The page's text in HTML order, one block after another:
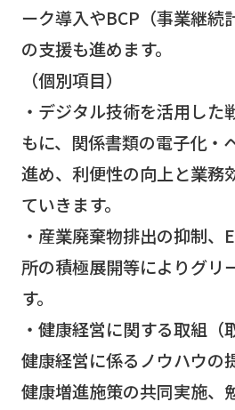
ーク導入やBCP（事業継続
の支援も進めます。
（個別項目）
・デジタル技術を活用した
もに、関係書類の電子化・
進め、利便性の向上と業務
ていきます。
・産業廃棄物排出の抑制、
所の積極展開等によりグリ
す。
・健康経営に関する取組（
健康経営に係るノウハウの
健康増進施策の共同実施、